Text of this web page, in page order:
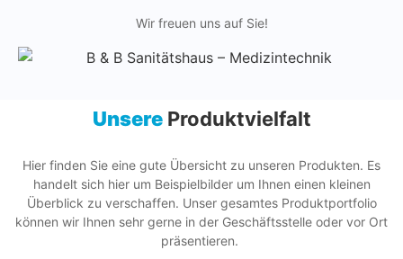
Wir freuen uns auf Sie!
UnsereProduktvielfalt
Hier finden Sie eine gute Übersicht zu unseren Produkten. Es
handelt sich hier um Beispielbilder um Ihnen einen kleinen
Überblick zu verschaffen. Unser gesamtes Produktportfolio
können wir Ihnen sehr gerne in der Geschäftsstelle oder vor Ort
präsentieren.